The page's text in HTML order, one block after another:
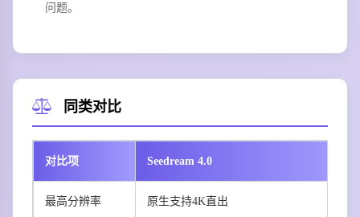
问题。
同类对比
对比项 Seedream 4.0
最高分辨率 原生支持4K直出